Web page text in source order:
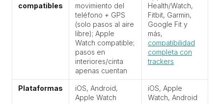
compatibles
movimiento del
teléfono + GPS
(solo pasos al aire
libre); Apple
Watch compatible;
pasos en
interiores/cinta
apenas cuentan
Health/Watch,
Fitbit, Garmin,
Google Fit y
más,
compatibilidad
completa con
trackers
Plataformas
iOS, Android,
Apple Watch
iOS, Apple
Watch, Android